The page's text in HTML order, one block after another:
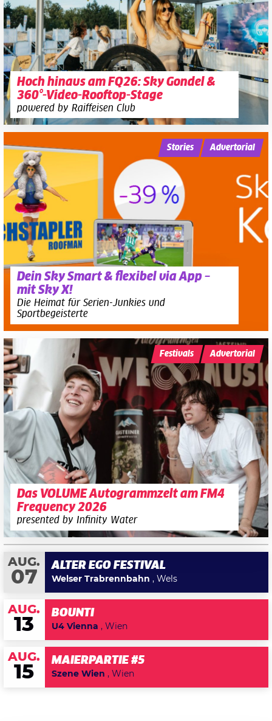
Hoch hinaus am FQ26: Sky Gondel &
360°-Video-Rooftop-Stage
powered by Raiffeisen Club
Dein Sky Smart & flexibel via App –
mit Sky X!
Die Heimat für Serien-Junkies und
Sportbegeisterte
Stories Advertorial
Das VOLUME Autogrammzelt am FM4
Frequency 2026
presented by Infinity Water
Festivals Advertorial
AUG.
07
ALTER EGO FESTIVAL
Welser Trabrennbahn , Wels
AUG.
13
BOUNTI
U4 Vienna , Wien
AUG.
15
MAIERPARTIE #5
Szene Wien , Wien